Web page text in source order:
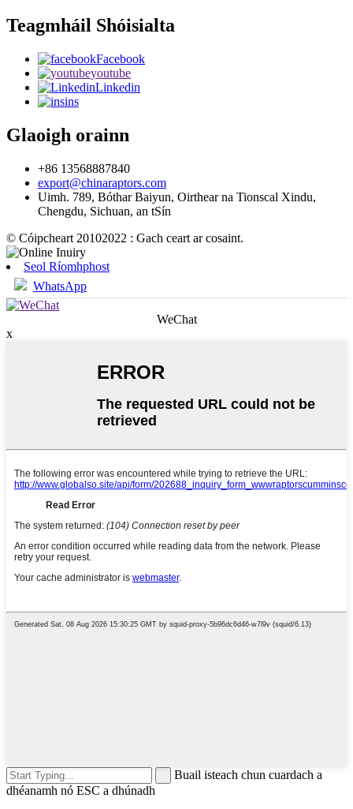
Teagmháil Shóisialta
Facebook
youtube
Linkedin
ins
Glaoigh orainn
+86 13568887840
export@chinaraptors.com
Uimh. 789, Bóthar Baiyun, Oirthear na Tionscal Xindu,
Chengdu, Sichuan, an tSín
© Cóipcheart 20102022 : Gach ceart ar cosaint.
Seol Ríomhphost
WhatsApp
WeChat
x
Buail isteach chun cuardach a
dhéanamh nó ESC a dhúnadh